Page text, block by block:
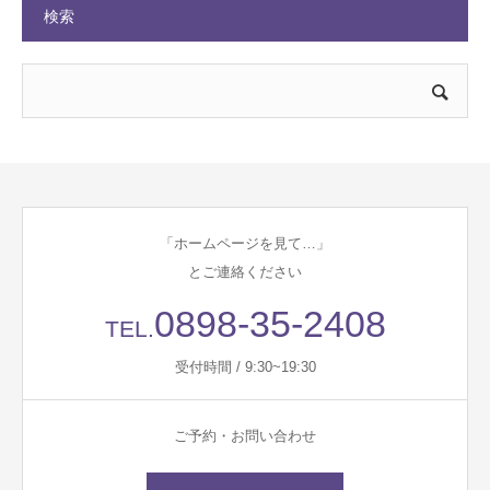
検索
「ホームページを見て…」
とご連絡ください
TEL.0898-35-2408
受付時間 / 9:30~19:30
ご予約・お問い合わせ